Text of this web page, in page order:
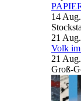
14
21 Aug.
Volk im
21
Groß-